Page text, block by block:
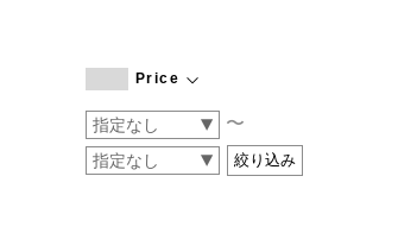
COGTHEBIGSMOKE
CONVERSE
DEAN & DELUCA
Price
〜